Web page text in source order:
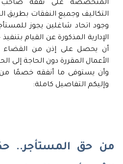
المتخصصة على نفقة
التكاليف وجميع النفقات بطريق
وجود اتحاد شاغلين يجوز
الإدارية المذكورة عن القيام
أن يحصل على إذن من
الأعمال المقررة دون الحاجة إلى
وأن يستوفى ما أنفقه خصمًا
وإليكم التفاصيل كاملة:
من حق المستأجر..